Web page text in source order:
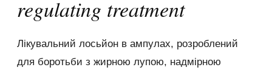
regulating treatment
Лікувальний лосьйон в ампулах, розроблений
для боротьби з жирною лупою, надмірною